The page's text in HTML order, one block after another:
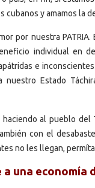
y amamos la
por nuestra
individual en
e
Estado
al pueblo del
con el
no les llegan,
una economía